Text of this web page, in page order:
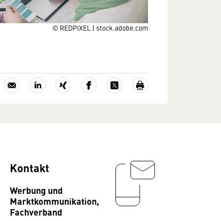
© REDPIXEL | stock.adobe.com
Kontakt
Werbung und
Marktkommunikation,
Fachverband